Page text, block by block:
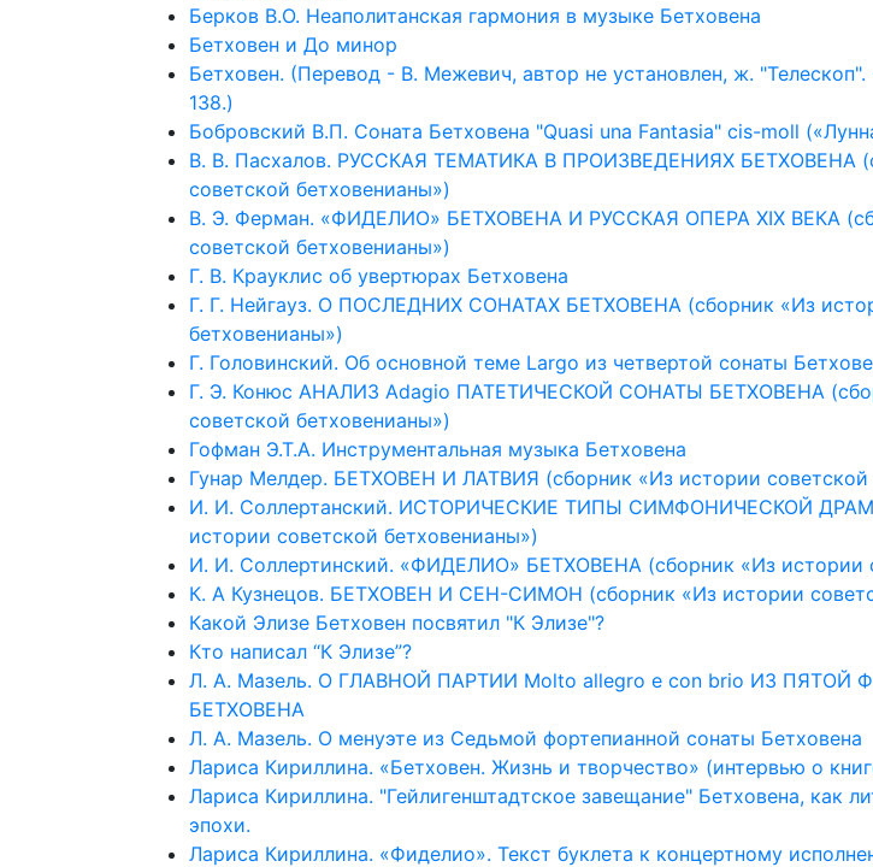
Берков В.О. Неаполитанская гармония в музыке Бетховена
Бетховен и До минор
Бетховен. (Перевод - В. Межевич, автор не установлен, ж. "Телескоп".
138.)
Бобровский В.П. Соната Бетховена "Quasi una Fantasia" cis-moll
В. В. Пасхалов. РУССКАЯ ТЕМАТИКА В ПРОИЗВЕДЕНИЯХ БЕТХОВЕНА
советской бетховенианы»)
В. Э. Ферман. «ФИДЕЛИО» БЕТХОВЕНА И РУССКАЯ ОПЕРА XIX ВЕКА
советской бетховенианы»)
Г. В. Крауклис об увертюрах Бетховена
Г. Г. Нейгауз. О ПОСЛЕДНИХ СОНАТАХ БЕТХОВЕНА (сборник «Из
бетховенианы»)
Г. Головинский. Об основной теме Largo из четвертой сонаты
Г. Э. Конюс АНАЛИЗ Adagio ПАТЕТИЧЕСКОЙ СОНАТЫ БЕТХОВЕНА
советской бетховенианы»)
Гофман Э.Т.А. Инструментальная музыка Бетховена
Гунар Мелдер. БЕТХОВЕН И ЛАТВИЯ (сборник «Из истории советской
И. И. Соллертанский. ИСТОРИЧЕСКИЕ ТИПЫ СИМФОНИЧЕСКОЙ
истории советской бетховенианы»)
И. И. Соллертинский. «ФИДЕЛИО» БЕТХОВЕНА (сборник «Из истории
К. А Кузнецов. БЕТХОВЕН И СЕН-СИМОН (сборник «Из истории
Какой Элизе Бетховен посвятил "К Элизе"?
Кто написал “К Элизе”?
Л. А. Мазель. О ГЛАВНОЙ ПАРТИИ Molto allegro e con brio ИЗ
БЕТХОВЕНА
Л. А. Мазель. О менуэте из Седьмой фортепианной сонаты Бетховена
Лариса Кириллина. «Бетховен. Жизнь и творчество» (интервью о
Лариса Кириллина. "Гейлигенштадтское завещание" Бетховена, как
эпохи.
Лариса Кириллина. «Фиделио». Текст буклета к концертному